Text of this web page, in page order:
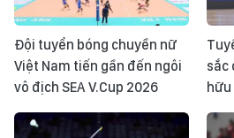
Đội tuyển bóng chuyền nữ
Việt Nam tiến gần đến ngôi
vô địch SEA V.Cup 2026
sắc
hữu